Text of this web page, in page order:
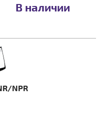
В наличии
NPR